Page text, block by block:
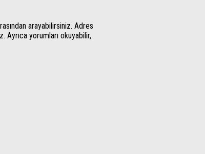
arayabilirsiniz. Adres
Ayrıca yorumları okuyabilir,